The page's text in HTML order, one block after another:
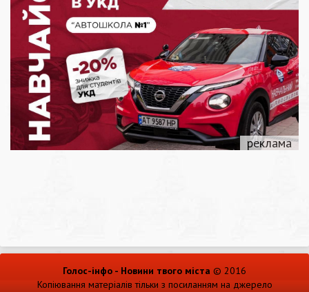
Голос-інфо - Новини твого міста © 2016
Копіювання матеріалів тільки з посиланням на джерело